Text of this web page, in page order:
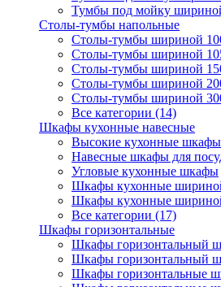
Тумбы под мойку
Столы-тумбы напольные
Столы-тумбы шириной
Столы-тумбы шириной
Столы-тумбы шириной
Столы-тумбы шириной
Столы-тумбы шириной
Все категории (14)
Шкафы кухонные навесные
Высокие кухонные шкафы
Навесные шкафы для
Угловые кухонные шкафы
Шкафы кухонные
Шкафы кухонные
Все категории (17)
Шкафы горизонтальные
Шкафы горизонтальный
Шкафы горизонтальный
Шкафы горизонтальные